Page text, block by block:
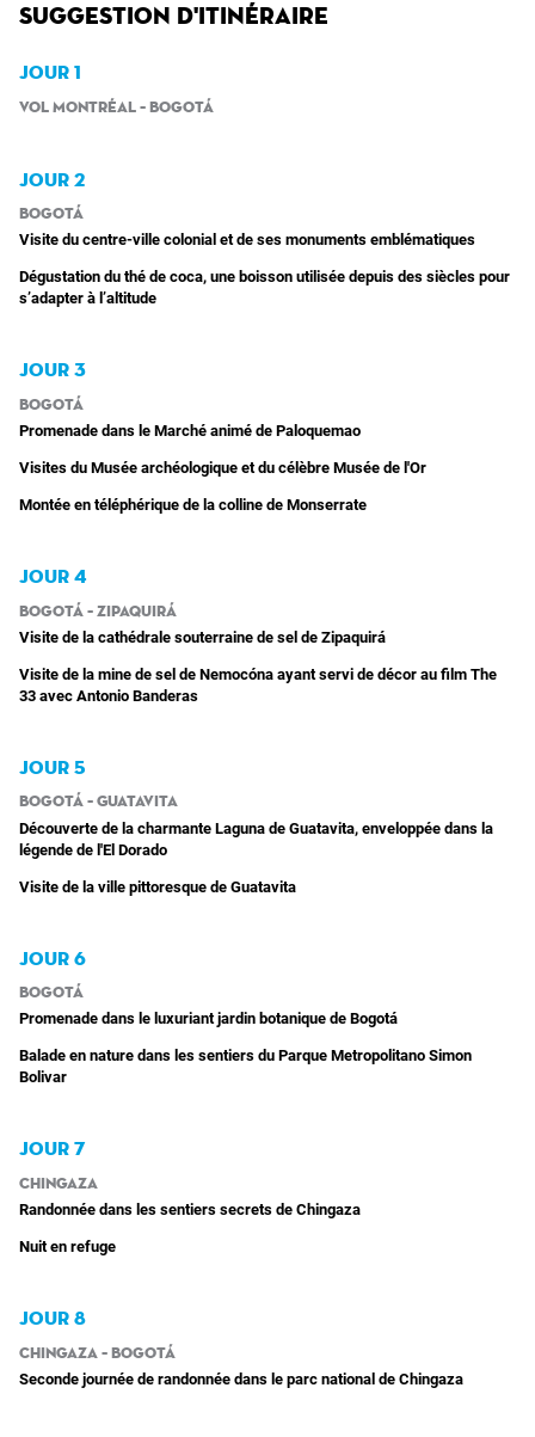
Suggestion d'itinéraire
JOUR 1
Vol Montréal – Bogotá
JOUR 2
Bogotá
Visite du centre-ville colonial et de ses monuments emblématiques
Dégustation du thé de coca, une boisson utilisée depuis des siècles pour
s’adapter à l’altitude
JOUR 3
Bogotá
Promenade dans le Marché animé de Paloquemao
Visites du Musée archéologique et du célèbre Musée de l'Or
Montée en téléphérique de la colline de Monserrate
JOUR 4
Bogotá – Zipaquirá
Visite de la cathédrale souterraine de sel de Zipaquirá
Visite de la mine de sel de Nemocóna ayant servi de décor au film The
33 avec Antonio Banderas
JOUR 5
Bogotá – Guatavita
Découverte de la charmante Laguna de Guatavita, enveloppée dans la
légende de l'El Dorado
Visite de la ville pittoresque de Guatavita
JOUR 6
Bogotá
Promenade dans le luxuriant jardin botanique de Bogotá
Balade en nature dans les sentiers du Parque Metropolitano Simon
Bolivar
JOUR 7
Chingaza
Randonnée dans les sentiers secrets de Chingaza
Nuit en refuge
JOUR 8
Chingaza – Bogotá
Seconde journée de randonnée dans le parc national de Chingaza